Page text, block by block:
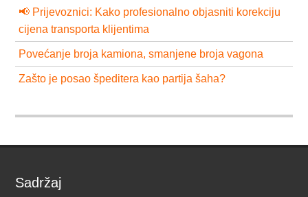
📢 Prijevoznici: Kako profesionalno objasniti korekciju
cijena transporta klijentima
Povećanje broja kamiona, smanjene broja vagona
Zašto je posao špeditera kao partija šaha?
Sadržaj